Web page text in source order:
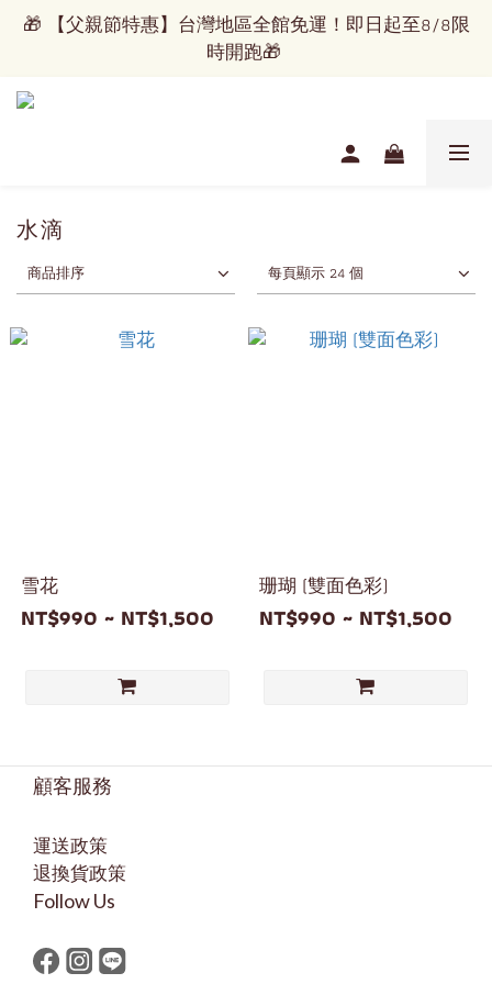
🎁 【父親節特惠】台灣地區全館免運！即日起至8/8限
時開跑🎁
🎁 【父親節特惠】台灣地區全館免運！即日起至8/8限
時開跑🎁
時開跑🎁
水滴
商品排序 每頁顯示 24 個
雪花
NT$990 ~ NT$1,500
珊瑚 (雙面色彩)
NT$990 ~ NT$1,500
顧客服務
運送政策
退換貨政策
Follow Us